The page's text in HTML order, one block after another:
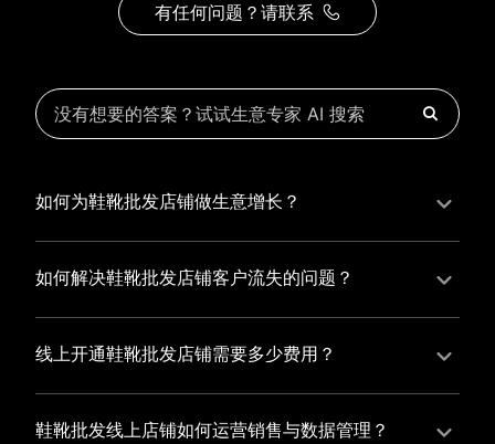
有任何问题？请联系
如何为鞋靴批发店铺做生意增长？
为鞋靴批发店铺实现持续生意增长，您可以通过有赞新
零售的一体化解决方案，整合线上线下资源，实现商品
批发店铺的运营效率，促进业务增长。
如何解决鞋靴批发店铺客户流失的问题？
鞋靴批发店铺精细化运营，有赞私域运营助您轻松解决
客户流失问题，通过有赞微商城、有赞小程序商城搭建
升复购率，实现业绩增长！
线上开通鞋靴批发店铺需要多少费用？
选择有赞新零售，您可以开通鞋靴批发店铺，快速搭建
属于您的有赞微商城，我们为您提供有赞微商城、有赞
鞋靴批发线上店铺如何运营销售与数据管理？